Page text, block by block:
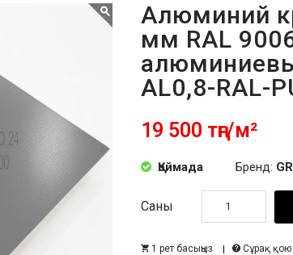
Алюминий
мм RAL
AL0,8-RAL-
19 500 тңг/м²
Қоймада Бренд:
Саны
1 рет басыңыз Сұрақ қою